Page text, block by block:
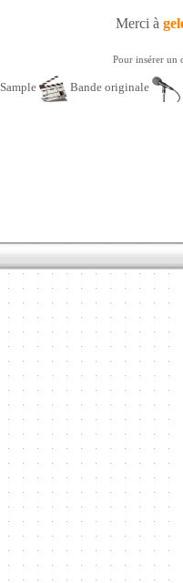
Merci à
Pour insérer un
Sample Bande originale